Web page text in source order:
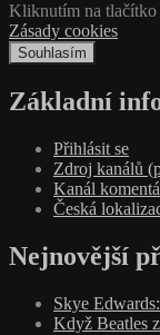
Kliknutím na
Zásady cookies
Souhlasím
Základní
Přihlásit se
Zdroj kanálů
Kanál
Česká
Nejnovější
Skye
Když Beatles